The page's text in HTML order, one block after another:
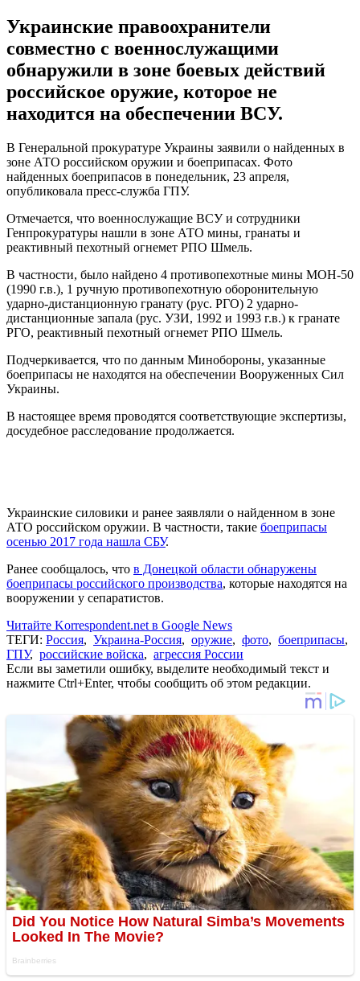
Украинские правоохранители
совместно с военнослужащими
обнаружили в зоне боевых действий
российское оружие, которое не
находится на обеспечении ВСУ.
В Генеральной прокуратуре Украины заявили о найденных в
зоне АТО российском оружии и боеприпасах. Фото
найденных боеприпасов в понедельник, 23 апреля,
опубликовала пресс-служба ГПУ.
Отмечается, что военнослужащие ВСУ и сотрудники
Генпрокуратуры нашли в зоне АТО мины, гранаты и
реактивный пехотный огнемет РПО Шмель.
В частности, было найдено 4 противопехотные мины МОН-50
(1990 г.в.), 1 ручную противопехотную оборонительную
ударно-дистанционную гранату (рус. РГО) 2 ударно-
дистанционные запала (рус. УЗИ, 1992 и 1993 г.в.) к гранате
РГО, реактивный пехотный огнемет РПО Шмель.
Подчеркивается, что по данным Минобороны, указанные
боеприпасы не находятся на обеспечении Вооруженных Сил
Украины.
В настоящее время проводятся соответствующие экспертизы,
досудебное расследование продолжается.
Украинские силовики и ранее заявляли о найденном в зоне
АТО российском оружии. В частности, такие боеприпасы
осенью 2017 года нашла СБУ.
Ранее сообщалось, что в Донецкой области обнаружены
боеприпасы российского производства, которые находятся на
вооружении у сепаратистов.
Читайте Korrespondent.net в Google News
ТЕГИ: Россия, Украина-Россия, оружие, фото, боеприпасы,
ГПУ, российские войска, агрессия России
Если вы заметили ошибку, выделите необходимый текст и
нажмите Ctrl+Enter, чтобы сообщить об этом редакции.